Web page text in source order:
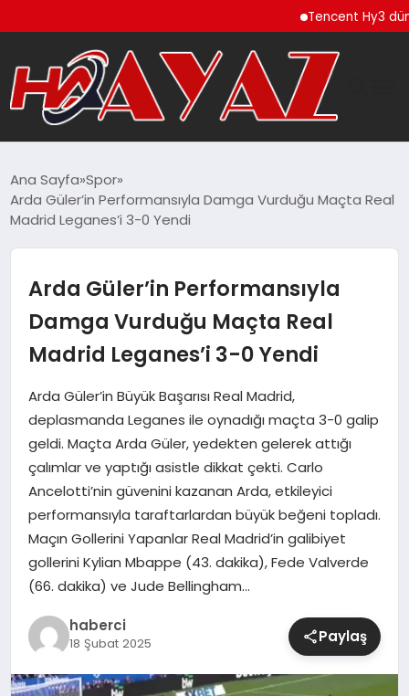
Tencent Hy3 dünya
DÜNYA
MAGAZIN
SAĞLIK
SIYASET
SPOR
TEKNOLOJI
YAŞAM
Ana Sayfa Spor
Arda Güler’in Performansıyla Damga Vurduğu Maçta Real
Madrid Leganes’i 3-0 Yendi
Arda Güler’in Performansıyla
Damga Vurduğu Maçta Real
Madrid Leganes’i 3-0 Yendi
Arda Güler’in Büyük Başarısı Real Madrid,
deplasmanda Leganes ile oynadığı maçta 3-0 galip
geldi. Maçta Arda Güler, yedekten gelerek attığı
çalımlar ve yaptığı asistle dikkat çekti. Carlo
Ancelotti’nin güvenini kazanan Arda, etkileyici
performansıyla taraftarlardan büyük beğeni topladı.
Maçın Gollerini Yapanlar Real Madrid’in galibiyet
gollerini Kylian Mbappe (43. dakika), Fede Valverde
(66. dakika) ve Jude Bellingham…
haberci
18 Şubat 2025 Paylaş